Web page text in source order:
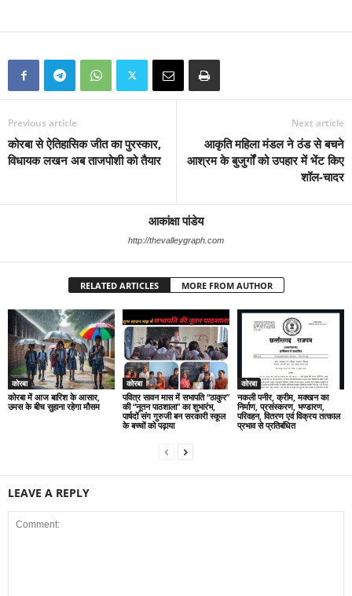
Previous article
कोरबा से ऐतिहासिक जीत का पुरस्कार,
विधायक लखन अब ताजपोशी को तैयार
Next article
आकृति महिला मंडल ने ठंड से बचने
आश्रम के बुजुर्गों को उपहार में भेंट किए
शॉल-चादर
आकांक्षा पांडेय
http://thevalleygraph.com
RELATED ARTICLES MORE FROM AUTHOR
कोरबा
कोरबा में आज बारिश के आसार,
उमस के बीच सुहाना रहेगा मौसम
कोरबा
पवित्र सावन मास में सभापति “ठाकुर”
की “नूतन पाठशाला” का शुभारंभ,
पार्षदों संग गुरुजी बन सरकारी स्कूल
के बच्चों को पढ़ाया
कोरबा
नकली पनीर, क्रीम, मक्खन का
निर्माण, प्रसंस्करण, भण्डारण,
परिवहन, वितरण एवं विक्रय तत्काल
प्रभाव से प्रतिबंधित
LEAVE A REPLY